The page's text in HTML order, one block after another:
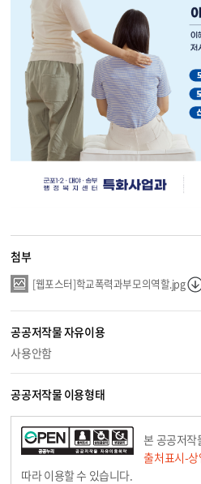
첨부
[웹포스터]학교폭력과부모의역할.jpg
공공저작물 자유이용
사용안함
공공저작물 이용형태
본 공공저작
출처표시-
따라 이용할 수 있습니다.